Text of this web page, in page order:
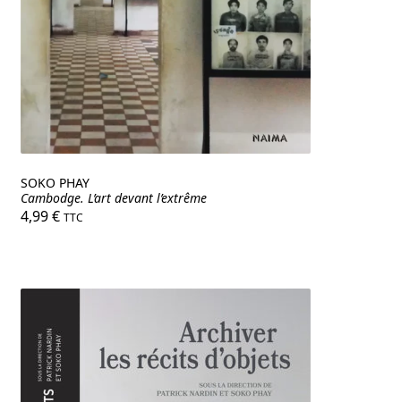
SOKO PHAY
Cambodge. L’art devant l’extrême
4,99€ TTC